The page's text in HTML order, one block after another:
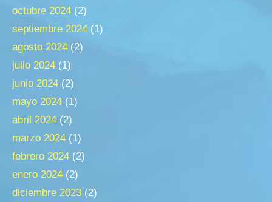
octubre 2024 (2)
septiembre 2024 (1)
agosto 2024 (2)
julio 2024 (1)
junio 2024 (2)
mayo 2024 (1)
abril 2024 (2)
marzo 2024 (1)
febrero 2024 (2)
enero 2024 (2)
diciembre 2023 (2)